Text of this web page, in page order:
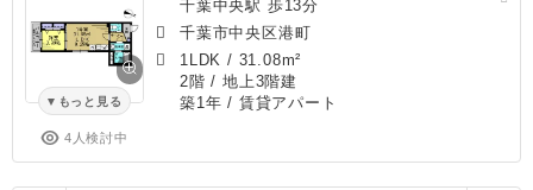
もっと見る
4人検討中
千葉中央駅 歩13分
千葉市中央区港町
1LDK / 31.08m²
2階 / 地上3階建
築1年 / 賃貸アパート